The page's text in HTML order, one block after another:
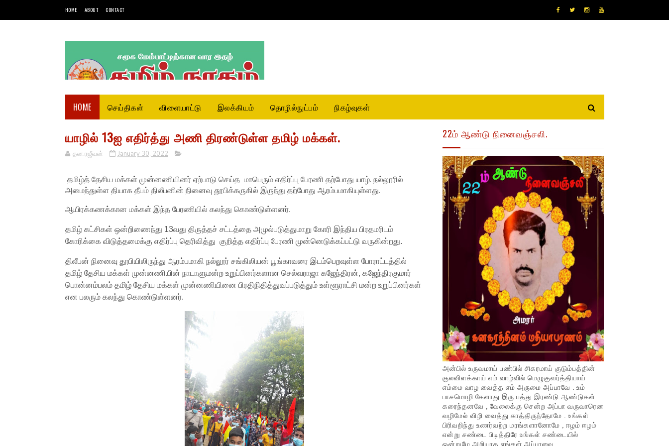
HOME ABOUT CONTACT
HOME செய்திகள் விளையாட்டு இலக்கியம் தொழில்நுட்பம் நிகழ்வுகள்
யாழில் 13ஐ எதிர்த்து அணி திரண்டுள்ள தமிழ் மக்கள்.
தன.ரஜீவன் January 30, 2022
தமிழ்த் தேசிய மக்கள் முன்னணியினர் ஏற்பாடு செய்த மாபெரும் எதிர்ப்பு பேரணி தற்போது யாழ். நல்லூரில்
அமைந்துள்ள தியாக தீபம் திலீபனின் நினைவு தூபிக்கருகில் இருந்து தற்போது ஆரம்பமாகியுள்ளது.
ஆயிரக்கணக்கான மக்கள் இந்த பேரணியில் கலந்து கொண்டுள்ளனர்.
தமிழ் கட்சிகள் ஒன்றிணைந்து 13வது திருத்தச் சட்டத்தை அமுல்படுத்துமாறு கோரி இந்திய பிரதமரிடம்
கோரிக்கை விடுத்தமைக்கு எதிர்ப்பு தெரிவித்து குறித்த எதிர்ப்பு பேரணி முன்னெடுக்கப்பட்டு வருகின்றது.
திலீபன் நினைவு தூபியிலிருந்து ஆரம்பமாகி நல்லூர் சங்கிலியன் பூங்காவரை இடம்பெறவுள்ள போராட்டத்தில்
தமிழ் தேசிய மக்கள் முன்னணியின் நாடாளுமன்ற உறுப்பினர்களான செல்வராஜா கஜேந்திரன், கஜேந்திரகுமார்
பொன்னம்பலம் தமிழ் தேசிய மக்கள் முன்னணியினை பிரதிநிதித்துவப்படுத்தும் உள்ளூராட்சி மன்ற உறுப்பினர்கள்
என பலரும் கலந்து கொண்டுள்ளனர்.
22ம் ஆண்டு நினைவஞ்சலி.
அன்பில் உருவமாய் பண்பில் சிகரமாய் குடும்பத்தின்
குலவிளக்காய் எம் வாழ்வில் மெழுகுவர்த்தியாய்
எம்மை வாழ வைத்த எம் அருமை அப்பாவே . உம்
பாசமொழி கேளாது இரு பத்து இரண்டு ஆண்டுகள்
கரைந்தனவே , வேலைக்கு சென்ற அப்பா வருவாரென
வழிமேல் விழி வைத்து காத்திருந்தோமே . உங்கள்
பிரிவறிந்து உணர்வற்ற மரங்களானோமே , ஈழம் ஈழம்
என்று சண்டை பிடித்திரே உங்கள் சண்டையில்
ஒன்றுமே அறியாத எங்கள் அப்பாவை